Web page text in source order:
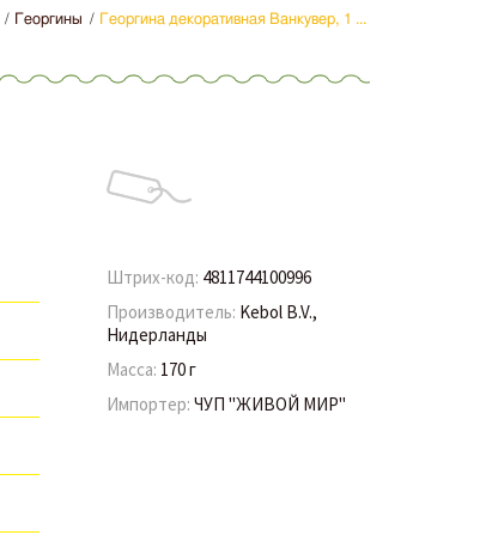
Георгины Георгина декоративная Ванкувер, 1 ...
Штрих-код: 4811744100996
Производитель: Kebol B.V.,
Нидерланды
Масса: 170 г
Импортер: ЧУП "ЖИВОЙ МИР"